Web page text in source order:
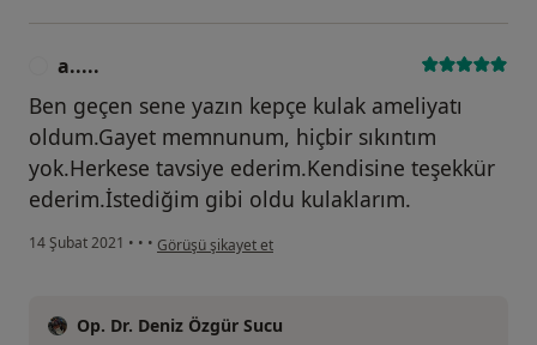
a.....
Ben geçen sene yazın kepçe kulak ameliyatı
oldum.Gayet memnunum, hiçbir sıkıntım
yok.Herkese tavsiye ederim.Kendisine teşekkür
ederim.İstediğim gibi oldu kulaklarım.
14 Şubat 2021 • • • kullanıcının görüşüne göre a.....
Görüşü şikayet et
Op. Dr. Deniz Özgür Sucu